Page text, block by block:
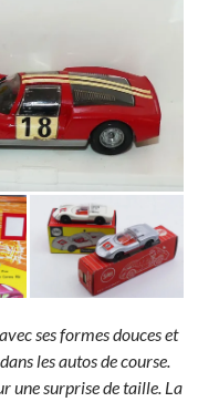
ses formes douces et
les autos de course.
une surprise de taille. La